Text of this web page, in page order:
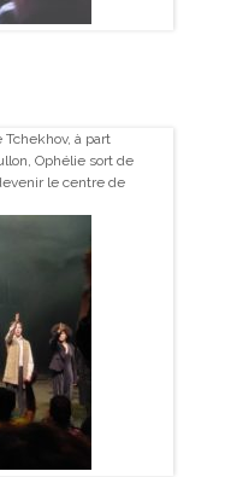
à part
Ophélie sort de
le centre de